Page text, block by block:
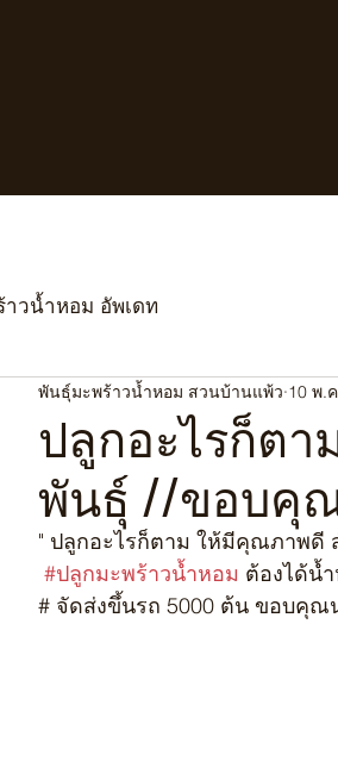
วน้ำหอม อัพเดท
ปลูกอะไรก็ต
พันธุ์ //ขอบคุณ
พันธุ์มะพร้าวน้ำหอม สวนบ้านแพ้ว 10 พ.
" ปลูกอะไรก็ตาม ให้มีคุณภาพดี
#ปลูกมะพร้าวน้ำหอม ต้องได้น้
# จัดส่งขึ้นรถ 5000 ต้น ขอบคุณ